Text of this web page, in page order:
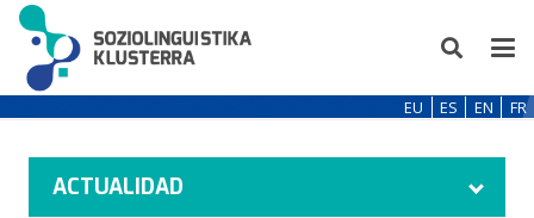
EU ES EN FR
ACTUALIDAD